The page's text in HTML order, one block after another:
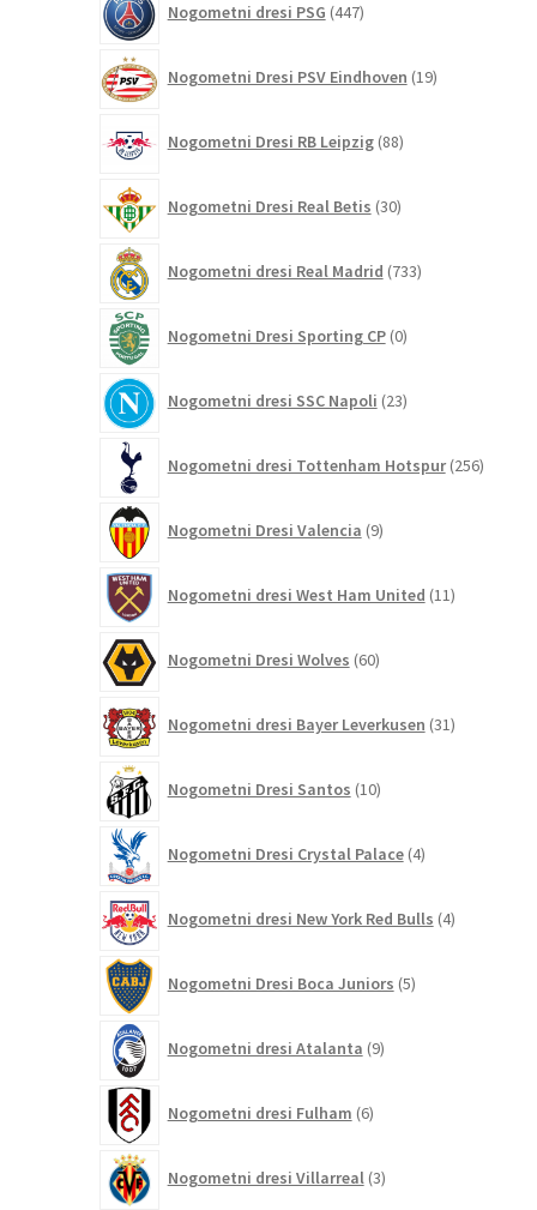
Nogometni dresi PSG 447izdelkov
Nogometni Dresi PSV Eindhoven 19izdelkov
Nogometni Dresi RB Leipzig 88izdelkov
Nogometni Dresi Real Betis 30izdelkov
Nogometni dresi Real Madrid 733izdelkov
Nogometni Dresi Sporting CP 0izdelkov
Nogometni dresi SSC Napoli 23izdelkov
Nogometni dresi Tottenham Hotspur 256
Nogometni Dresi Valencia 9izdelkov
Nogometni dresi West Ham United 11izdelkov
Nogometni Dresi Wolves 60izdelkov
Nogometni dresi Bayer Leverkusen 31izdelkov
Nogometni Dresi Santos 10izdelkov
Nogometni Dresi Crystal Palace 4izdelki
Nogometni dresi New York Red Bulls 4izdelki
Nogometni Dresi Boca Juniors 5izdelkov
Nogometni dresi Atalanta 9izdelkov
Nogometni dresi Fulham 6izdelkov
Nogometni dresi Villarreal 3izdelki